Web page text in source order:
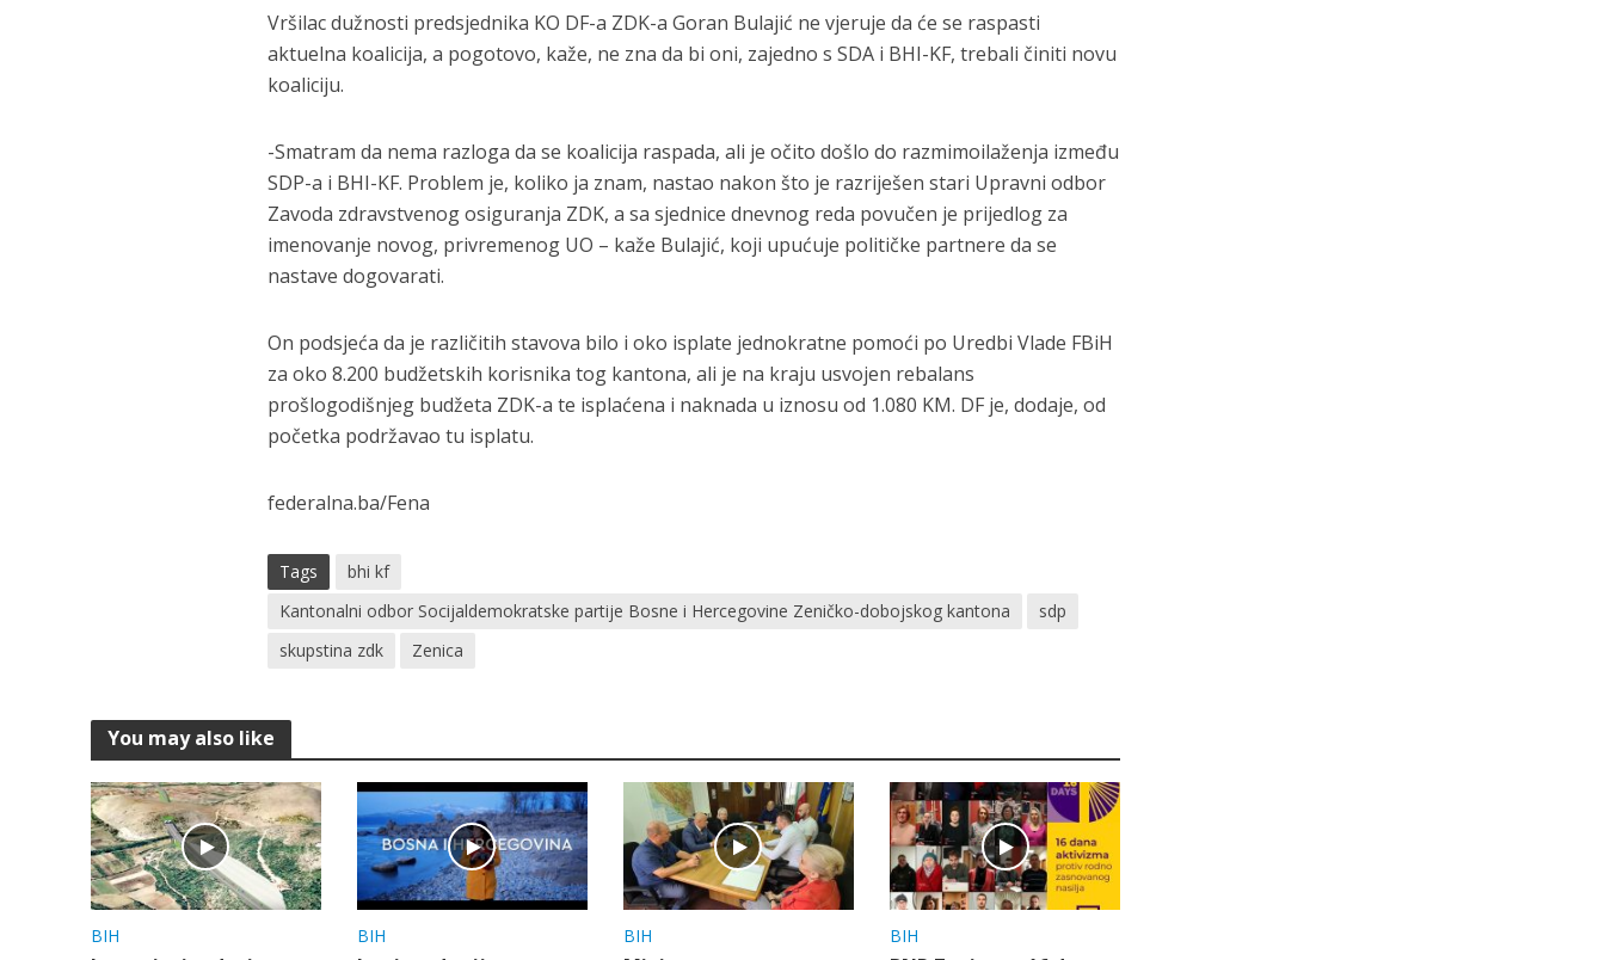
Vršilac dužnosti predsjednika KO DF-a ZDK-a Goran Bulajić ne vjeruje da će se raspasti
aktuelna koalicija, a pogotovo, kaže, ne zna da bi oni, zajedno s SDA i BHI-KF, trebali činiti novu
koaliciju.
-Smatram da nema razloga da se koalicija raspada, ali je očito došlo do razmimoilaženja između
SDP-a i BHI-KF. Problem je, koliko ja znam, nastao nakon što je razriješen stari Upravni odbor
Zavoda zdravstvenog osiguranja ZDK, a sa sjednice dnevnog reda povučen je prijedlog za
imenovanje novog, privremenog UO – kaže Bulajić, koji upućuje političke partnere da se
nastave dogovarati.
On podsjeća da je različitih stavova bilo i oko isplate jednokratne pomoći po Uredbi Vlade FBiH
za oko 8.200 budžetskih korisnika tog kantona, ali je na kraju usvojen rebalans
prošlogodišnjeg budžeta ZDK-a te isplaćena i naknada u iznosu od 1.080 KM. DF je, dodaje, od
početka podržavao tu isplatu.
federalna.ba/Fena
Tags
bhi kf
Kantonalni odbor Socijaldemokratske partije Bosne i Hercegovine Zeničko-dobojskog kantona
sdp
skupstina zdk
Zenica
You may also like
BIH BIH BIH BIH